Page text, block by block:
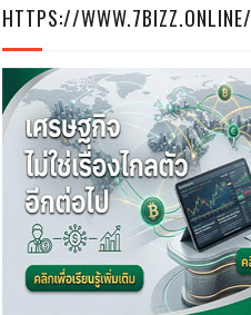
HTTPS://WWW.7BIZZ.ONLINE/